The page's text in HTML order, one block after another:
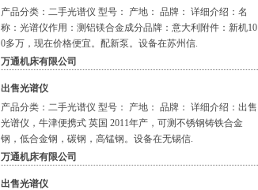
产品分类：二手光谱仪 型号： 产地： 品牌： 详细介绍：名
称：光谱仪作用：测铝镁合金成分品牌：意大利附件：新机10
0多万，现在价格便宜。配新泵。设备在苏州信.
万通机床有限公司
出售光谱仪
产品分类：二手光谱仪 型号： 产地： 品牌： 详细介绍：出售
光谱仪，牛津便携式 英国 2011年产，可测不锈钢铸铁合金
钢，低合金钢，碳钢，高锰钢。设备在无锡信.
万通机床有限公司
出售光谱仪